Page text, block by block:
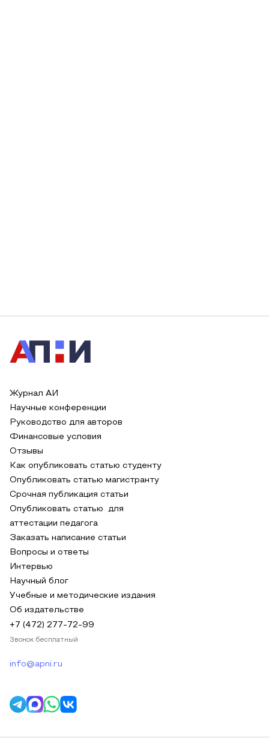
Журнал АИ
Научные конференции
Руководство для авторов
Финансовые условия
Отзывы
Как опубликовать статью студенту
Опубликовать статью магистранту
Срочная публикация статьи
Опубликовать статью для
аттестации педагога
Заказать написание статьи
Вопросы и ответы
Интервью
Научный блог
Учебные и методические издания
Об издательстве
+7 (472) 277-72-99
Звонок бесплатный
info@apni.ru